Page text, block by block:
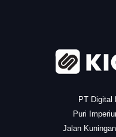
PT Digital
Puri
Jalan